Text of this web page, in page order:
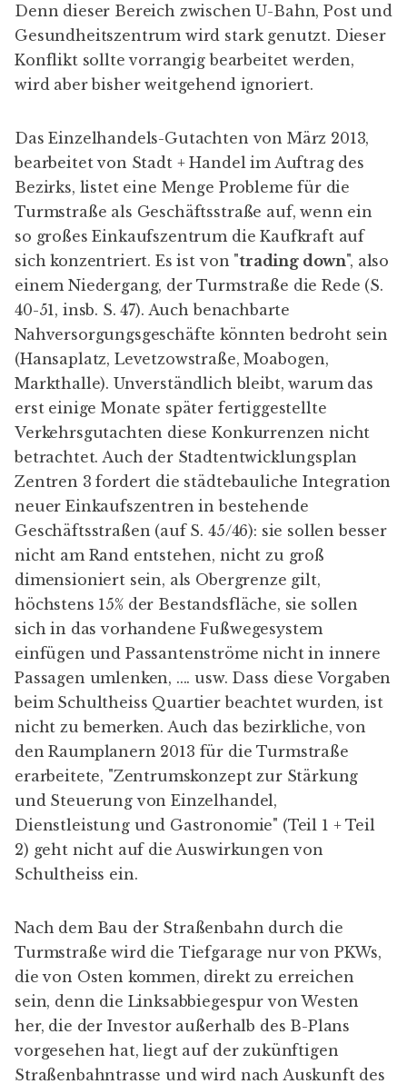
Denn dieser Bereich zwischen U-Bahn, Post und
Gesundheitszentrum wird stark genutzt. Dieser
Konflikt sollte vorrangig bearbeitet werden,
wird aber bisher weitgehend ignoriert.
DasEinzelhandels-Gutachten von März 2013,
bearbeitet von Stadt + Handel im Auftrag des
Bezirks, listet eine Menge Probleme für die
Turmstraße als Geschäftsstraße auf, wenn ein
so großes Einkaufszentrum die Kaufkraft auf
sich konzentriert. Es ist von "trading down", also
einem Niedergang, der Turmstraße die Rede (S.
40-51, insb. S. 47). Auch benachbarte
Nahversorgungsgeschäfte könnten bedroht sein
(Hansaplatz, Levetzowstraße, Moabogen,
Markthalle). Unverständlich bleibt, warum das
erst einige Monate später fertiggestellte
Verkehrsgutachten diese Konkurrenzen nicht
betrachtet. Auch der Stadtentwicklungsplan
Zentren 3 fordert die städtebauliche Integration
neuer Einkaufszentren in bestehende
Geschäftsstraßen (auf S. 45/46): sie sollen besser
nicht am Rand entstehen, nicht zu groß
dimensioniert sein, als Obergrenze gilt,
höchstens 15% der Bestandsfläche, sie sollen
sich in das vorhandene Fußwegesystem
einfügen und Passantenströme nicht in innere
Passagen umlenken, .... usw. Dass diese Vorgaben
beim Schultheiss Quartier beachtet wurden, ist
nicht zu bemerken. Auch das bezirkliche, von
den Raumplanern 2013 für die Turmstraße
erarbeitete, "Zentrumskonzept zur Stärkung
und Steuerung von Einzelhandel,
Dienstleistung und Gastronomie" (Teil 1 +Teil
2) geht nicht auf die Auswirkungen von
Schultheiss ein.
Nach dem Bau der Straßenbahn durch die
Turmstraße wird die Tiefgarage nur von PKWs,
die von Osten kommen, direkt zu erreichen
sein, denn die Linksabbiegespur von Westen
her, die der Investor außerhalb des B-Plans
vorgesehen hat, liegt auf der zukünftigen
Straßenbahntrasse und wird nach Auskunft des